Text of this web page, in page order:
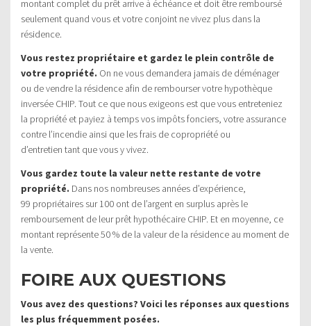
montant complet du prêt arrive à échéance et doit être remboursé
seulement quand vous et votre conjoint ne vivez plus dans la
résidence.
Vous restez propriétaire et gardez le plein contrôle de
votre propriété. On ne vous demandera jamais de déménager
ou de vendre la résidence afin de rembourser votre hypothèque
inversée CHIP. Tout ce que nous exigeons est que vous entreteniez
la propriété et payiez à temps vos impôts fonciers, votre assurance
contre l’incendie ainsi que les frais de copropriété ou
d’entretien tant que vous y vivez.
Vous gardez toute la valeur nette restante de votre
propriété. Dans nos nombreuses années d’expérience,
99 propriétaires sur 100 ont de l’argent en surplus après le
remboursement de leur prêt hypothécaire CHIP. Et en moyenne, ce
montant représente 50 % de la valeur de la résidence au moment de
la vente.
FOIRE AUX QUESTIONS
Vous avez des questions? Voici les réponses aux questions
les plus fréquemment posées.